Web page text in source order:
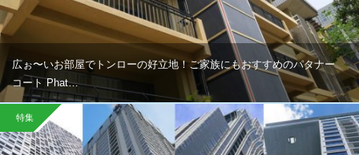
広ぉ〜いお部屋でトンローの好立地！ご家族にもおすすめのパタナー
コート Phat…
特集